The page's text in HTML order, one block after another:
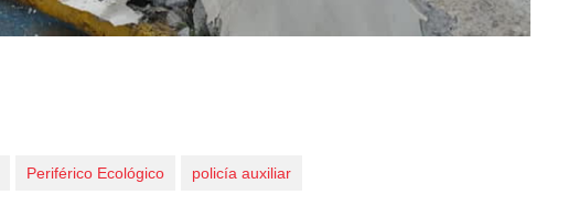
Periférico Ecológico policía auxiliar